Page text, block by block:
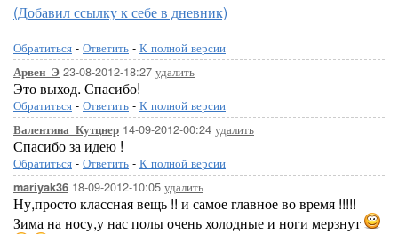
(Добавил ссылку к себе в дневник)
Обратиться - Ответить - К полной версии
Арвен_Э 23-08-2012-18:27 удалить
Это выход. Спасибо!
Обратиться - Ответить - К полной версии
Валентина_Кутцнер 14-09-2012-00:24 удалить
Спасибо за идею !
Обратиться - Ответить - К полной версии
mariyak36 18-09-2012-10:05 удалить
Ну,просто классная вещь !! и самое главное во время !!!!!
Зима на носу,у нас полы очень холодные и ноги мерзнут